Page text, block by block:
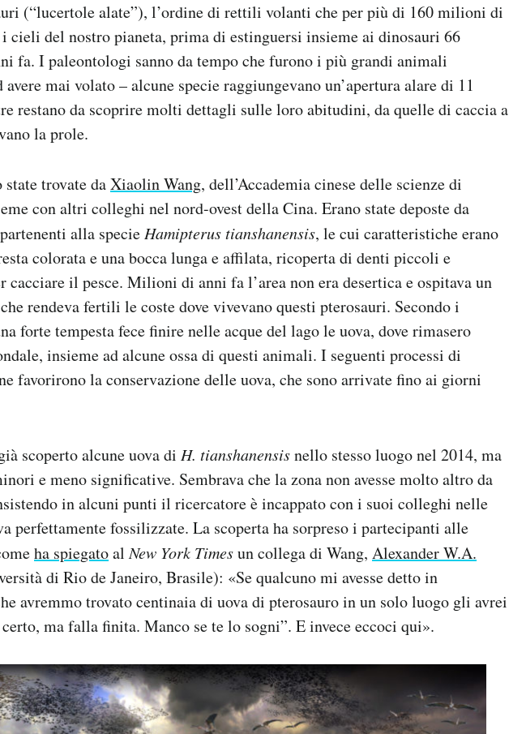
(“lucertole alate”), l’ordine di rettili volanti che per più di 160 milioni di
cieli del nostro pianeta, prima di estinguersi insieme ai dinosauri 66
fa. I paleontologi sanno da tempo che furono i più grandi animali
mai volato – alcune specie raggiungevano un’apertura alare di 11
restano da scoprire molti dettagli sulle loro abitudini, da quelle di caccia a
la prole.
state trovate daXiaolin Wang, dell’Accademia cinese delle scienze di
con altri colleghi nel nord-ovest della Cina. Erano state deposte da
alla specieHamipterus tianshanensis, le cui caratteristiche erano
colorata e una bocca lunga e affilata, ricoperta di denti piccoli e
cacciare il pesce. Milioni di anni fa l’area non era desertica e ospitava un
rendeva fertili le coste dove vivevano questi pterosauri. Secondo i
forte tempesta fece finire nelle acque del lago le uova, dove rimasero
insieme ad alcune ossa di questi animali. I seguenti processi di
favorirono la conservazione delle uova, che sono arrivate fino ai giorni
scoperto alcune uova di H. tianshanensisnello stesso luogo nel 2014, ma
e meno significative. Sembrava che la zona non avesse molto altro da
in alcuni punti il ricercatore è incappato con i suoi colleghi nelle
perfettamente fossilizzate. La scoperta ha sorpreso i partecipanti alle
ha spiegatoalNew York Timesun collega di Wang, Alexander W.A.
di Rio de Janeiro, Brasile): «Se qualcuno mi avesse detto in
avremmo trovato centinaia di uova di pterosauro in un solo luogo gli avrei
ma falla finita. Manco se te lo sogni”. E invece eccoci qui».